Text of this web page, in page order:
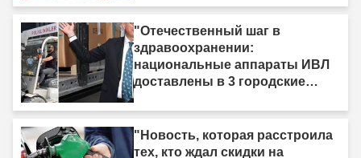
"Отечественный шаг в
здравоохранении:
национальные аппараты ИВЛ
доставлены в 3 городские
"Новость, которая расстроила
тех, кто ждал скидки на